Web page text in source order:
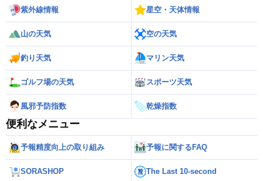
紫外線情報 星空・天体情報
山の天気 空の天気
釣り天気 マリン天気
ゴルフ場の天気 スポーツ天気
風邪予防指数 乾燥指数
便利なメニュー
予報精度向上の取り組み 予報に関するFAQ
SORASHOP The Last 10-second